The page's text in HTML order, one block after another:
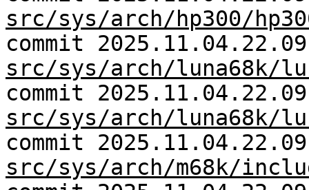
src/sys/arch/hp300/
commit
src/sys/arch/luna68k/
commit
src/sys/arch/luna68k/
commit
src/sys/arch/m68k/